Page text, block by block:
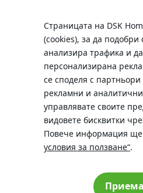
Страницата на DSK
(cookies), за да подобри
анализира трафика и
персонализирана
се споделя с
рекламни и
управлявате своите
видовете бисквитки
Повече информация ще
условия за ползване“.
Телефон:
0700 10 375 / *2375
Московска No.19 / ул. Г. Бенковски
SWIFT/BIC:
BIC/SWIFT на Банка ДСК: STSABGSF